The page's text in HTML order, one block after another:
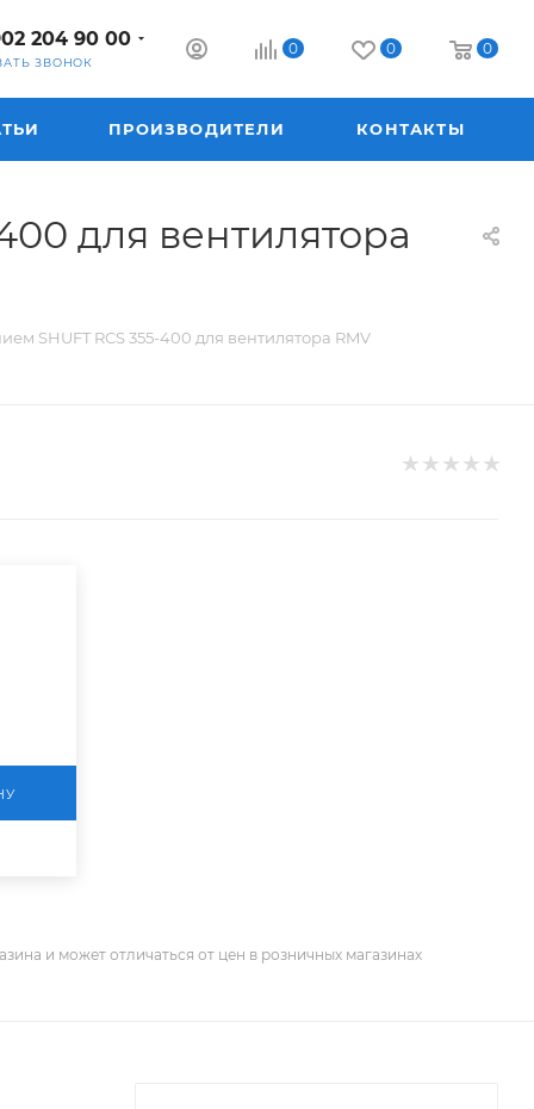
204 90 00
ЗВОНОК
0 0 0
ПРОИЗВОДИТЕЛИ КОНТАКТЫ
для вентилятора
SHUFT RCS 355-400 для вентилятора RMV
и может отличаться от цен в розничных магазинах